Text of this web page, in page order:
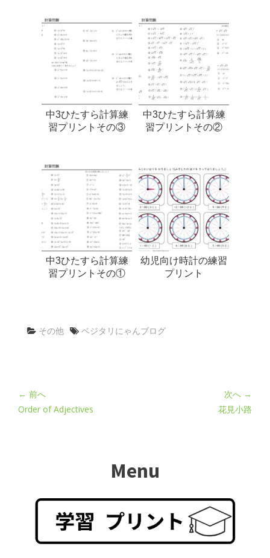
中3ひたすら計算練
習プリントその③
中3ひたすら計算練
習プリントその②
中3ひたすら計算練
習プリントその①
幼児向け時計の練習
プリント
その他 ベジタリにゃんブログ
← 前へ
Order of Adjectives
次へ →
花見小路
Menu